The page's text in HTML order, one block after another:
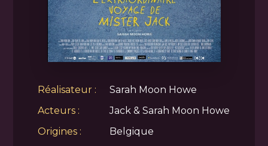
Réalisateur :
Sarah Moon Howe
Acteurs :
Jack & Sarah Moon Howe
Origines :
Belgique